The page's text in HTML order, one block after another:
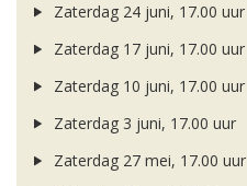
Zaterdag 24 juni, 17.00 uur
Zaterdag 17 juni, 17.00 uur
Zaterdag 10 juni, 17.00 uur
Zaterdag 3 juni, 17.00 uur
Zaterdag 27 mei, 17.00 uur